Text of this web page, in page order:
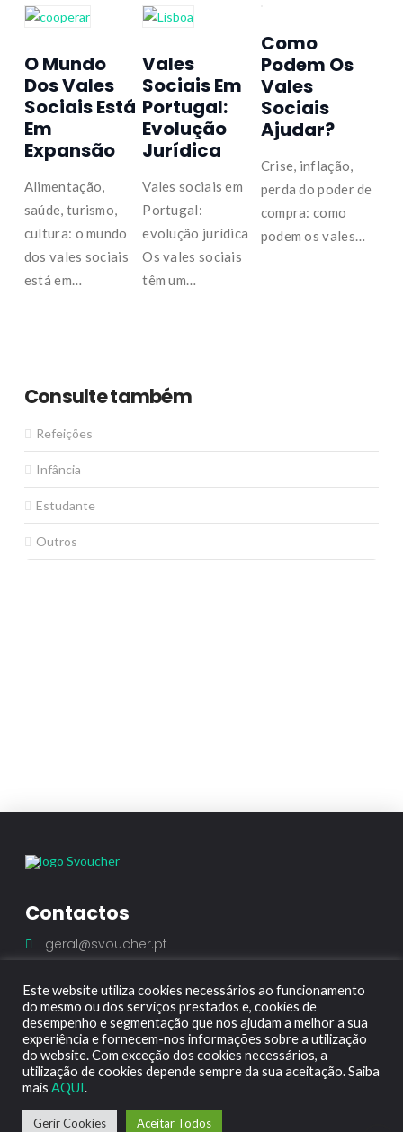
O Mundo
Dos Vales
Sociais Está
Em
Expansão
Alimentação,
saúde, turismo,
cultura: o mundo
dos vales sociais
está em…
Vales
Sociais Em
Portugal:
Evolução
Jurídica
Vales sociais em
Portugal:
evolução jurídica
Os vales sociais
têm um…
Como
Podem Os
Vales
Sociais
Ajudar?
Crise, inflação,
perda do poder de
compra: como
podem os vales…
Consulte também
Refeições
Infância
Estudante
Outros
Contactos
geral@svoucher.pt
Termos & Condições Política de Cookies
© Copyright 2021 by SVOUCHER
Este website utiliza cookies necessários ao funcionamento
do mesmo ou dos serviços prestados e, cookies de
desempenho e segmentação que nos ajudam a melhor a sua
experiência e fornecem-nos informações sobre a utilização
do website. Com exceção dos cookies necessários, a
utilização de cookies depende sempre da sua aceitação. Saiba
mais AQUI.
Gerir Cookies Aceitar Todos